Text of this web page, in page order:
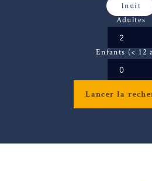
1nuit
Adultes
Enfants (< 12